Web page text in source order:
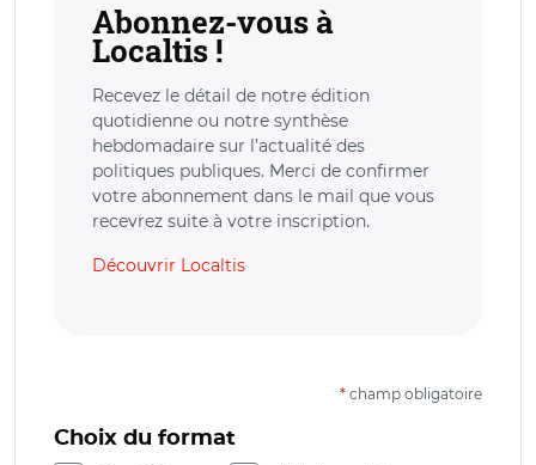
Abonnez-vous à
Localtis !
Recevez le détail de notre édition
quotidienne ou notre synthèse
hebdomadaire sur l’actualité des
politiques publiques. Merci de confirmer
votre abonnement dans le mail que vous
recevrez suite à votre inscription.
Découvrir Localtis
* champ obligatoire
Choix du format